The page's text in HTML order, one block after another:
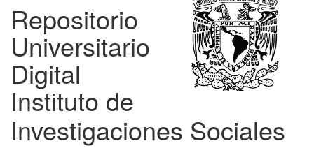
Repositorio
Universitario
Digital
Instituto de
Investigaciones Sociales